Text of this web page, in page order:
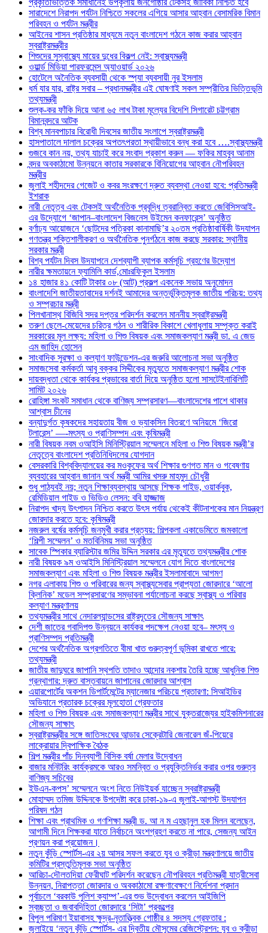
সারাদেশে নিরাপদ পর্যটন নিশ্চিতে সকলের এগিয়ে আসার আহ্বান বেসামরিক বিমান
পরিবহন ও পর্যটন মন্ত্রীর
আইনের শাসন প্রতিষ্ঠার মাধ্যমে নতুন বাংলাদেশ গঠনে কাজ করার আহ্বান
স্বরাষ্ট্রমন্ত্রীর
শিশুদের সুস্বাস্থ্যে মায়ের দুধের বিকল্প নেই: স্বাস্থ্যমন্ত্রী
ওয়ার্ল্ড মিডিয়া পারফরমেন্স অ্যাওয়ার্ড ২০২৬
হোটেলে অনৈতিক ব্যবসায়ী থেকে স্প্যা ব্যবসায়ী নুর ইসলাম
ধর্ম যার যার, রাষ্ট্র সবার – প্রধানমন্ত্রীর এই ঘোষণাই সকল সম্প্রীতির ভিত্তিভূমি
তথ্যমন্ত্রী
শুল্ক-কর ফাঁকি দিয়ে আনা ৬৫ লাখ টাকা মূল্যের বিদেশি সিগারেট চট্টগ্রাম
বিমানবন্দরে আটক
বিশ্ব মানবপাচার বিরোধী দিবসের জাতীয় সংলাপে স্বরাষ্ট্রমন্ত্রী
হাসপাতালে দালাল চক্রের অপতৎপরতা স্থায়ীভাবে বন্ধ করা হবে ….স্বাস্থ্যমন্ত্রী
গুজবে কান নয়, তথ্য যাচাই করে সংবাদ প্রকাশ করুন — ফকির মাহবুব আনাম
বন্দর অবকাঠামো উন্নয়নে কাতার সরকারকে বিনিয়োগের আহ্বান নৌপরিবহন
মন্ত্রীর
জুলাই শহীদদের গেজেট ও কবর সংরক্ষণে দ্রুত ব্যবস্থা নেওয়া হবে: প্রতিমন্ত্রী
ইশরাক
নারী নেতৃত্ব এবং টেকসই অর্থনৈতিক প্রবৃদ্ধি ত্বরান্বিত করতে জেবিসিসআই-
এর উদ্যোগে ‘জাপান–বাংলাদেশ বিজনেস উইমেন কনফারেন্স’ অনুষ্ঠিত
বর্ণাঢ্য আয়োজনে ‘ছোটদের পত্রিকা কানামাছি’র ২০তম প্রতিষ্ঠাবার্ষিকী উদযাপন
গণতন্ত্র শক্তিশালীকরণ ও অর্থনৈতিক পুনর্গঠনে কাজ করছে সরকার: স্থানীয়
সরকার মন্ত্রী
বিশ্ব পর্যটন দিবস উদযাপনে দেশব্যাপী ব্যাপক কর্মসূচি গ্রহণের উদ্যোগ
নারীর ক্ষমতায়নে ফ্যামিলি কার্ড,মোঃরফিকুল ইসলাম
১৪ হাজার ৪১ কোটি টাকার ০৮ (আট) প্রকল্প একনেক সভায় অনুমোদন
বাংলাদেশি জাতীয়তাবাদের দর্শনই আমাদের অন্তর্ভুক্তিমূলক জাতীয় পরিচয়: তথ্য
ও সম্প্রচার মন্ত্রী
পিলখানাস্থ বিজিবি সদর দপ্তর পরিদর্শন করলেন মাননীয় স্বরাষ্ট্রমন্ত্রী
তরুণ ছেলে-মেয়েদের চরিত্র গঠন ও শারীরিক বিকাশে খেলাধুলায় সম্পৃক্ত করাই
সরকারের মূল লক্ষ্য: মহিলা ও শিশু বিষয়ক এবং সমাজকল্যাণ মন্ত্রী ডা. এ জেড
এম জাহিদ হোসেন
সাংবাদিক সুরক্ষা ও কল্যাণ ফাউন্ডেশন-এর জরুরি আলোচনা সভা অনুষ্ঠিত
সমাজসেবা কর্মকর্তা আবু বক্কর সিদ্দীকের মৃত্যুতে সমাজকল্যাণ মন্ত্রীর শোক
দায়বদ্ধতা থেকে কার্যকর প্রভাবের বার্তা দিয়ে অনুষ্ঠিত হলো সাসটেইনাবিলিটি
সামিট ২০২৬
রোহিঙ্গা সংকট সমাধান থেকে বাণিজ্য সম্প্রসারণ—বাংলাদেশের পাশে থাকার
আশ্বাস চীনের
বন্যাদুর্গত কৃষকদের সহায়তায় বীজ ও ভ্যাকসিন বিতরণে অনিয়মে ‘জিরো
টলারেন্স’ —-মৎস্য ও প্রাণিসম্পদ এবং কৃষিমন্ত্রী
নারী বিষয়ক নবম ওআইসি মিনিস্ট্রিয়াল সম্মেলনে মহিলা ও শিশু বিষয়ক মন্ত্রী’র
নেতৃত্বে বাংলাদেশ প্রতিনিধিদলের যোগদান
বেসরকারি বিশ্ববিদ্যালয়ের কর মওকুফের অর্থ শিক্ষার গুণগত মান ও গবেষণায়
ব্যবহারের আহ্বান জানান অর্থ মন্ত্রী আমির খসরু মাহমুদ চৌধুরী
শুধু পাঠ্যবই নয়; নতুন শিক্ষাব্যবস্থায় আসছে শিক্ষক গাইড, ওয়ার্কবুক,
রেমিডিয়াল গাইড ও ভিডিও লেসন: ববি হাজ্জাজ
নিরাপদ খাদ্য উৎপাদন নিশ্চিত করতে উৎস পর্যায় থেকেই কীটনাশকের মান নিয়ন্ত্রণ
জোরদার করতে হবে: কৃষিমন্ত্রী
নজরুল বর্ষের কর্মসূচি জনমুখী করার প্রত্যয়: শিল্পকলা একাডেমিতে জমকালো
‘শিল্পী সম্মেলন’ ও মতবিনিময় সভা অনুষ্ঠিত
সাবেক স্পিকার ব্যারিস্টার জমির উদ্দিন সরকার এর মৃত্যুতে তথ্যমন্ত্রীর শোক
নারী বিষয়ক ৯ম ওআইসি মিনিস্ট্রিয়াল সম্মেলনে যোগ দিতে বাংলাদেশের
সমাজকল্যাণ এবং মহিলা ও শিশু বিষয়ক মন্ত্রীর ইসলামাবাদে আগমণ
নগর এলাকায় শিশু ও পরিবারের জন্য স্বাস্থ্যসেবার প্রাপ্যতা জোরদারে ‘আলো
ক্লিনিক’ মডেল সম্প্রসারণের সম্ভাবনা পর্যালোচনা করছে স্বাস্থ্য ও পরিবার
কল্যাণ মন্ত্রণালয়
তথ্যমন্ত্রীর সাথে নেদারল্যান্ডসের রাষ্ট্রদূতের সৌজন্য সাক্ষাৎ
দেশী জাতের গবাদিপশু উন্নয়নে কার্যকর পদক্ষেপ নেওয়া হবে– মৎস্য ও
প্রাণিসম্পদ প্রতিমন্ত্রী
দেশের অর্থনৈতিক অগ্রগতিতে বীমা খাত গুরুত্বপূর্ণ ভূমিকা রাখতে পারে:
তথ্যমন্ত্রী
জাতীয় জাদুঘরে জাপানি স্থপতি তাদাও আন্দোর নকশায় তৈরি হচ্ছে আধুনিক শিশু
গ্রন্থাগার: দ্রুত বাস্তবায়নে জাপানের জোরদার আশ্বাস
এয়ারপোর্টের অকশন ডিপার্টমেন্টের ম্যানেজার পরিচয়ে প্রতারণা: সিআইডির
অভিযানে প্রতারক চক্রের মূলহোতা গ্রেফতার
মহিলা ও শিশু বিষয়ক এবং সমাজকল্যাণ মন্ত্রীর সাথে যুক্তরাজ্যের হাইকমিশনারের
সৌজন্য সাক্ষাৎ
স্বরাষ্ট্রমন্ত্রীর সঙ্গে জাতিসংঘের আন্ডার সেক্রেটারি জেনারেল জঁ-পিয়েরে
লাক্রোয়ার দ্বিপাক্ষিক বৈঠক
শিল্প মন্ত্রীর পাঁচ দিনব্যাপী বিসিক বর্ষা মেলার উদ্বোধন
বাজার মনিটরিং কার্যক্রমকে আরও সমন্বিত ও প্রযুক্তিনির্ভর করার ওপর গুরুত্ব
বাণিজ্য সচিবের
ইউএন-কপস’ সম্মেলনে অংশ নিতে নিউইয়র্ক যাচ্ছেন স্বরাষ্ট্রমন্ত্রী
মোহাম্মদ তমিজ উদ্দিনকে উপদেষ্টা করে ঢাকা-১৯-এ জুলাই-আগস্ট উদযাপন
পরিষদ গঠন
শিক্ষা এবং প্রাথমিক ও গণশিক্ষা মন্ত্রী ড. আ ন ম এহছানুল হক মিলন বলেছেন,
আগামী দিনে শিক্ষকরা যাতে নির্বাচনে অংশগ্রহণ করতে না পারে, সেজন্য আইন
প্রণয়ন করা প্রয়োজন।
নতুন কুঁড়ি স্পোর্টস-এর ২য় আসর সফল করতে যুব ও ক্রীড়া মন্ত্রণালয়ে জাতীয়
কমিটির প্রস্তুতিমূলক সভা অনুষ্ঠিত
আরিচা-দৌলতদিয়া ফেরীঘাট পরিদর্শন করেছেন নৌপরিবহন প্রতিমন্ত্রী যাত্রীসেবা
উন্নয়ন, নিরাপত্তা জোরদার ও অবকাঠামো রক্ষণাবেক্ষণে নির্দেশনা প্রদান
পূর্বাচলে ‘বরকাউ পুলিশ ক্যাম্প’-এর শুভ উদ্বোধন করলেন আইজিপি
স্বচ্ছতা ও জবাবদিহিতা জোরদারে ‘সিটা’ প্রকল্পের
বিপুল পরিমাণ ইয়াবাসহ ক্ষুদ্র-নৃতাত্ত্বিক গোষ্ঠীর ৪ সদস্য গ্রেফতার :
জুলাইয়ে ‘নতুন কুঁড়ি স্পোর্টস- এর দ্বিতীয় মৌসুমের রেজিস্ট্রেশন: যুব ও ক্রীড়া